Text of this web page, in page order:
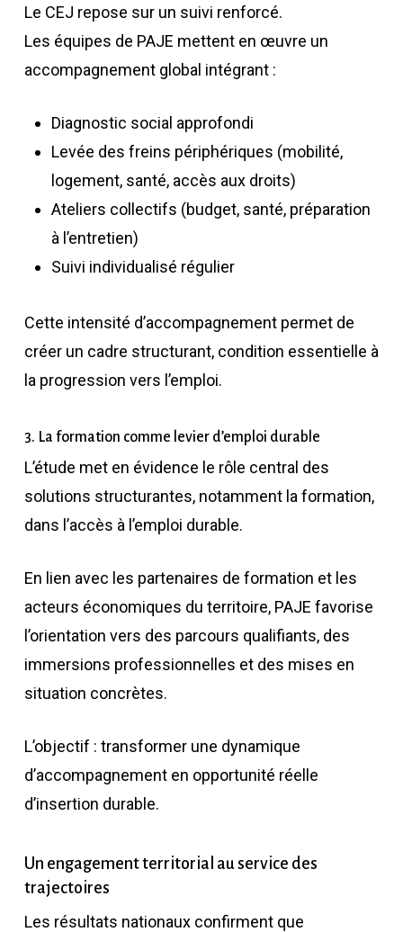
Le CEJ repose sur un suivi renforcé.
Les équipes de PAJE mettent en œuvre un
accompagnement global intégrant :
Diagnostic social approfondi
Levée des freins périphériques (mobilité,
logement, santé, accès aux droits)
Ateliers collectifs (budget, santé, préparation
à l’entretien)
Suivi individualisé régulier
Cette intensité d’accompagnement permet de
créer un cadre structurant, condition essentielle à
la progression vers l’emploi.
3. La formation comme levier d’emploi durable
L’étude met en évidence le rôle central des
solutions structurantes, notamment la formation,
dans l’accès à l’emploi durable.
En lien avec les partenaires de formation et les
acteurs économiques du territoire, PAJE favorise
l’orientation vers des parcours qualifiants, des
immersions professionnelles et des mises en
situation concrètes.
L’objectif : transformer une dynamique
d’accompagnement en opportunité réelle
d’insertion durable.
Un engagement territorial au service des
trajectoires
Les résultats nationaux confirment que